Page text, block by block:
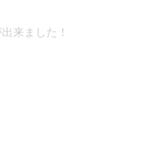
来ました！